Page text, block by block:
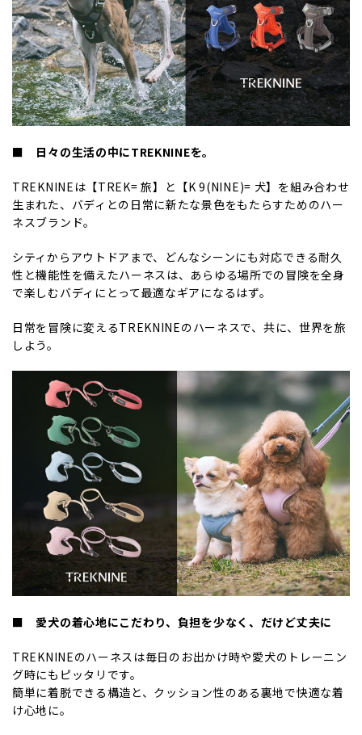
■ 日々の生活の中にTREKNINEを。
TREKNINEは【TREK= 旅】と【K 9(NINE)= 犬】を組み合わせ
生まれた、バディとの日常に新たな景色をもたらすためのハー
ネスブランド。
シティからアウトドアまで、どんなシーンにも対応できる耐久
性と機能性を備えたハーネスは、あらゆる場所での冒険を全身
で楽しむバディにとって最適なギアになるはず。
日常を冒険に変えるTREKNINEのハーネスで、共に、世界を旅
しよう。
■ 愛犬の着心地にこだわり、負担を少なく、だけど丈夫に
TREKNINEのハーネスは毎日のお出かけ時や愛犬のトレーニン
グ時にもピッタリです。
簡単に着脱できる構造と、クッション性のある裏地で快適な着
け心地に。